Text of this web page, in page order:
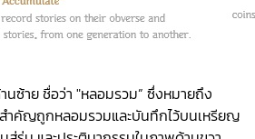
นซ้าย ชื่อว่า "หลอมรวม” ซึ่งหมายถึง
สำคัญถูกหลอมรวมและบันทึกไว้บนเหรียญ